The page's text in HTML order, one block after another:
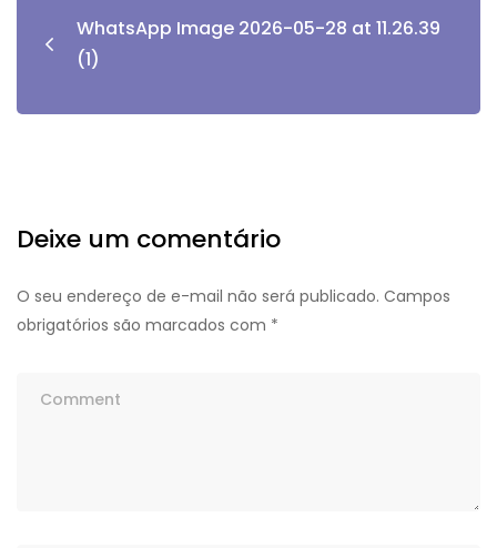
WhatsApp Image 2026-05-28 at 11.26.39
(1)
Deixe um comentário
O seu endereço de e-mail não será publicado. Campos
obrigatórios são marcados com *